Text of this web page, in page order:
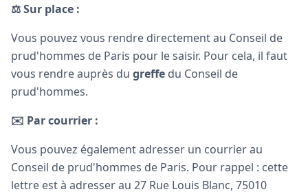
⚖️ Sur place :
Vous pouvez vous rendre directement au Conseil de
prud'hommes de Paris pour le saisir. Pour cela, il faut
vous rendre auprès du greffe du Conseil de
prud'hommes.
✉️ Par courrier :
Vous pouvez également adresser un courrier au
Conseil de prud'hommes de Paris. Pour rappel : cette
lettre est à adresser au 27 Rue Louis Blanc, 75010